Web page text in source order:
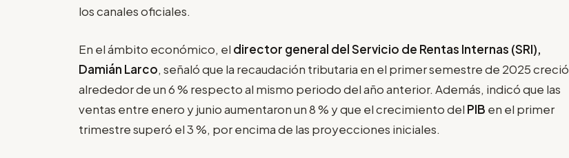
los canales oficiales.
En el ámbito económico, el director general del Servicio de Rentas Internas (SRI),
Damián Larco, señaló que la recaudación tributaria en el primer semestre de 2025 creció
alrededor de un 6 % respecto al mismo periodo del año anterior. Además, indicó que las
ventas entre enero y junio aumentaron un 8 % y que el crecimiento del PIB en el primer
trimestre superó el 3 %, por encima de las proyecciones iniciales.